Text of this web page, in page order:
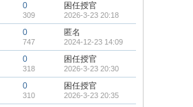
0
309
困任授官
2026-3-23 20:18
0
747
匿名
2024-12-23 14:09
0
318
困任授官
2026-3-23 20:30
0
310
困任授官
2026-3-23 20:35